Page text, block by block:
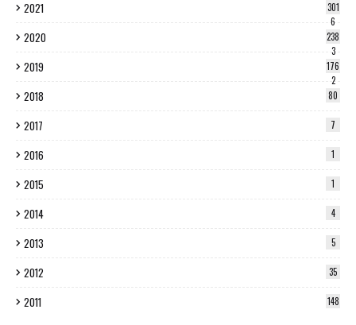
2021
301
6
2020
238
3
2019
176
2
2018 80
2017 7
2016 1
2015 1
2014 4
2013 5
2012 35
2011 148